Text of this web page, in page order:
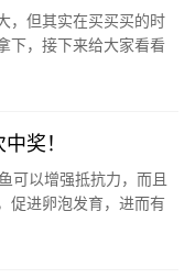
，但其实在买买买的时
下，接下来给大家看看
奖！
可以增强抵抗力，而且
促进卵泡发育，进而有